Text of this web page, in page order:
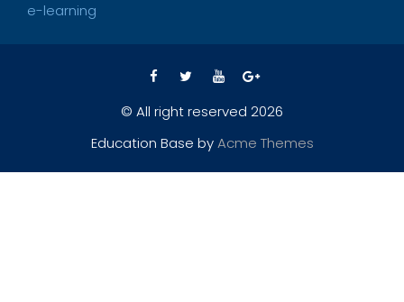
e-learning
© All right reserved 2026
Education Base byAcme Themes